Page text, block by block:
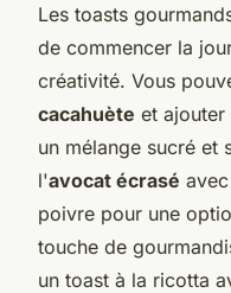
Les toasts
de commencer la
créativité. Vous
cacahuète et ajouter
un mélange sucré et
l'avocat écrasé
poivre pour une
touche de
un toast à la ricotta